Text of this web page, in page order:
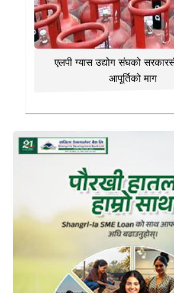
एलपी ग्यास उद्योग संघको
आपूर्तिको माग